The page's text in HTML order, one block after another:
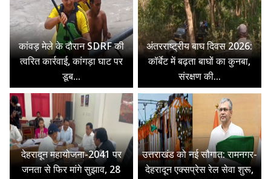
कांवड़ मेले के दौरान SDRF की
त्वरित कार्रवाई, कांगड़ा घाट पर
डूब...
अंतरराष्ट्रीय बाघ दिवस 2026:
कॉर्बेट में बढ़ता बाघों का कुनबा,
संरक्षण की...
देहरादून महायोजना-2041 पर
जनता से फिर मांगे सुझाव, 28
उत्तराखंड को नई सौगात: रामनगर-
देहरादून एक्सप्रेस रेल सेवा शुरू,